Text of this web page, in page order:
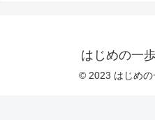
はじめの一
© 2023 はじめの